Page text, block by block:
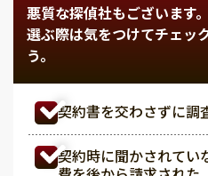
悪質な探偵社もございます。
選ぶ際は気をつけてチェッ
う。
契約書を交わさずに調
契約時に聞かされてい